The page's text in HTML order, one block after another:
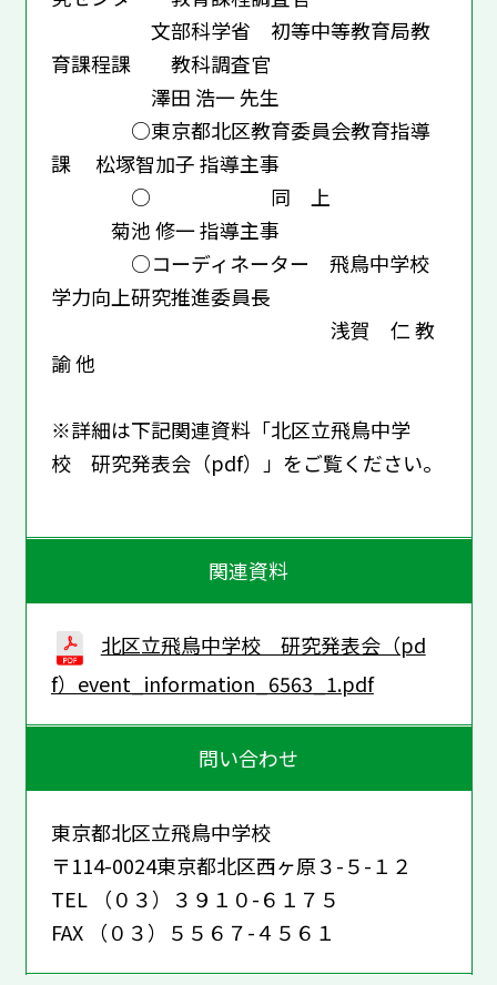
文部科学省 初等中等教育局教
育課程課 教科調査官
澤田 浩一 先生
○東京都北区教育委員会教育指導
課 松塚智加子 指導主事
○ 同 上
菊池 修一 指導主事
○コーディネーター 飛鳥中学校
学力向上研究推進委員長
浅賀 仁 教
諭 他
※詳細は下記関連資料「北区立飛鳥中学
校 研究発表会（pdf）」をご覧ください。
関連資料
北区立飛鳥中学校 研究発表会（pd
f）event_information_6563_1.pdf
問い合わせ
東京都北区立飛鳥中学校
〒114-0024東京都北区西ヶ原３-５-１２
TEL （０３）３９１０-６１７５
FAX （０３）５５６７-４５６１